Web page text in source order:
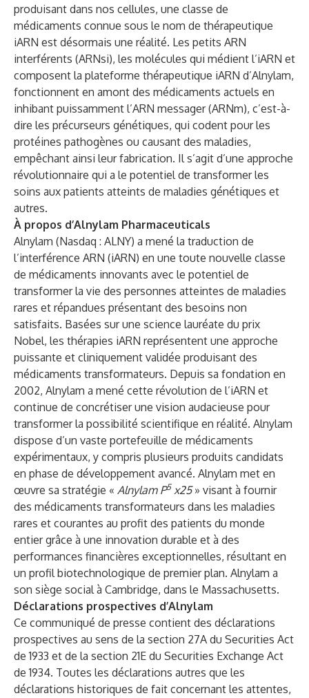
produisant dans nos cellules, une classe de
médicaments connue sous le nom de thérapeutique
iARN est désormais une réalité. Les petits ARN
interférents (ARNsi), les molécules qui médient l’iARN et
composent la plateforme thérapeutique iARN d’Alnylam,
fonctionnent en amont des médicaments actuels en
inhibant puissamment l’ARN messager (ARNm), c’est-à-
dire les précurseurs génétiques, qui codent pour les
protéines pathogènes ou causant des maladies,
empêchant ainsi leur fabrication. Il s’agit d’une approche
révolutionnaire qui a le potentiel de transformer les
soins aux patients atteints de maladies génétiques et
autres.
À propos d’Alnylam Pharmaceuticals
Alnylam (Nasdaq : ALNY) a mené la traduction de
l’interférence ARN (iARN) en une toute nouvelle classe
de médicaments innovants avec le potentiel de
transformer la vie des personnes atteintes de maladies
rares et répandues présentant des besoins non
satisfaits. Basées sur une science lauréate du prix
Nobel, les thérapies iARN représentent une approche
puissante et cliniquement validée produisant des
médicaments transformateurs. Depuis sa fondation en
2002, Alnylam a mené cette révolution de l’iARN et
continue de concrétiser une vision audacieuse pour
transformer la possibilité scientifique en réalité. Alnylam
dispose d’un vaste portefeuille de médicaments
expérimentaux, y compris plusieurs produits candidats
en phase de développement avancé. Alnylam met en
œuvre sa stratégie « Alnylam P5 x25» visant à fournir
des médicaments transformateurs dans les maladies
rares et courantes au profit des patients du monde
entier grâce à une innovation durable et à des
performances financières exceptionnelles, résultant en
un profil biotechnologique de premier plan. Alnylam a
son siège social à Cambridge, dans le Massachusetts.
Déclarations prospectives d’Alnylam
Ce communiqué de presse contient des déclarations
prospectives au sens de la section 27A du Securities Act
de 1933 et de la section 21E du Securities Exchange Act
de 1934. Toutes les déclarations autres que les
déclarations historiques de fait concernant les attentes,